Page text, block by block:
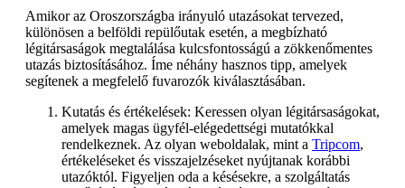
Amikor az Oroszországba irányuló utazásokat tervezed,
különösen a belföldi repülőutak esetén, a megbízható
légitársaságok megtalálása kulcsfontosságú a zökkenőmentes
utazás biztosításához. Íme néhány hasznos tipp, amelyek
segítenek a megfelelő fuvarozók kiválasztásában.
Kutatás és értékelések: Keressen olyan légitársaságokat,
amelyek magas ügyfél-elégedettségi mutatókkal
rendelkeznek. Az olyan weboldalak, mint a Tripcom,
értékeléseket és visszajelzéseket nyújtanak korábbi
utazóktól. Figyeljen oda a késésekre, a szolgáltatás